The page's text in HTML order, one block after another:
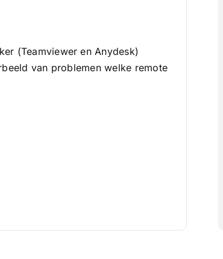
(Teamviewer en Anydesk)
van problemen welke remote